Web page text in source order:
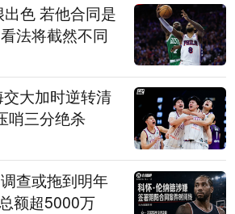
色 若他合同是
法将截然不同
大加时逆转清
哨三分绝杀
查或拖到明年
额超5000万